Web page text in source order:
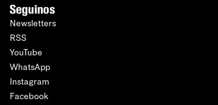
Seguinos
Newsletters
RSS
YouTube
WhatsApp
Instagram
Facebook